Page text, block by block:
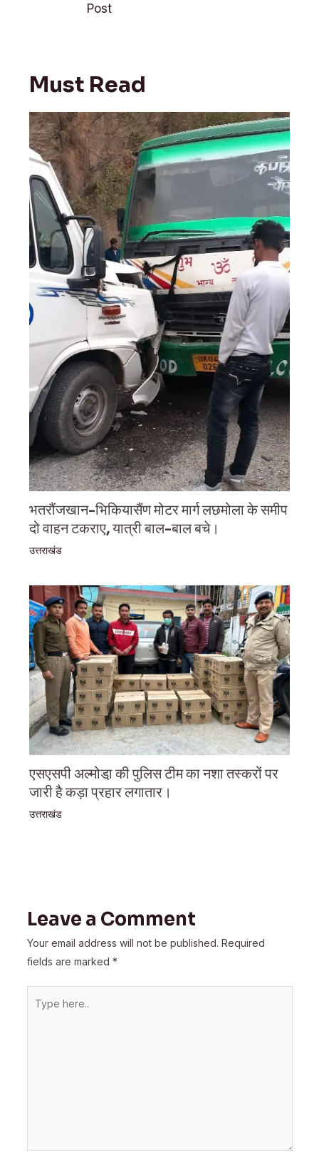
Post
Must Read
भतरौंजखान-भिकियासैंण मोटर मार्ग लछमोला के समीप
दो वाहन टकराए, यात्री बाल-बाल बचे।
उत्तराखंड
एसएसपी अल्मोडा़ की पुलिस टीम का नशा तस्करों पर
जारी है कड़ा प्रहार लगातार।
उत्तराखंड
Leave a Comment
Your email address will not be published. Required
fields are marked *
here..